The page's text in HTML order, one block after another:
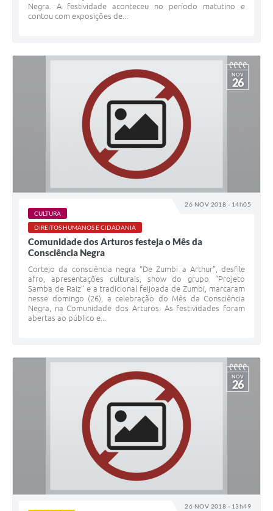
Negra. A festividade aconteceu no período matutino e
contou com exposições de...
26 NOV 2018 - 14h05
NOV
26
CULTURA
DIREITOS HUMANOS E CIDADANIA
Comunidade dos Arturos festeja o Mês da
Consciência Negra
Cortejo da consciência negra “De Zumbi a Arthur”, desfile
afro, apresentações culturais, show do grupo “Projeto
Samba de Raiz” e a tradicional feijoada de Zumbi, marcaram
nesse domingo (26), a celebração do Mês da Consciência
Negra, na Comunidade dos Arturos. As festividades foram
abertas ao público e...
26 NOV 2018 - 13h49
NOV
26